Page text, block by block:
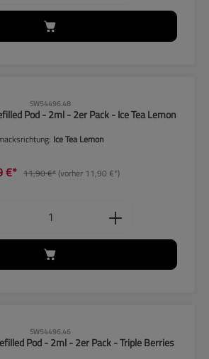
SW54496.48
Pod - 2ml - 2er Pack - Ice Tea Lemon
Ice Tea Lemon
€* 11,90 €*(vorher 11,90 €*)
Anzahl: Gib den
SW54496.46
Pod - 2ml - 2er Pack - Triple Berries